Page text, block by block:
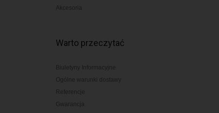
Akcesoria
Warto przeczytać
Biuletyny Informacyjne
Ogólne warunki dostawy
Referencje
Gwarancja